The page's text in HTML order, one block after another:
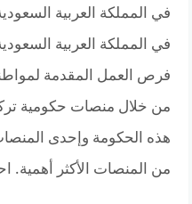
في المملكة العربية
في المملكة العربية
فرص العمل المقدمة
من خلال منصات حكومية
هذه الحكومة وإحدى
من المنصات الأكثر أهمية.